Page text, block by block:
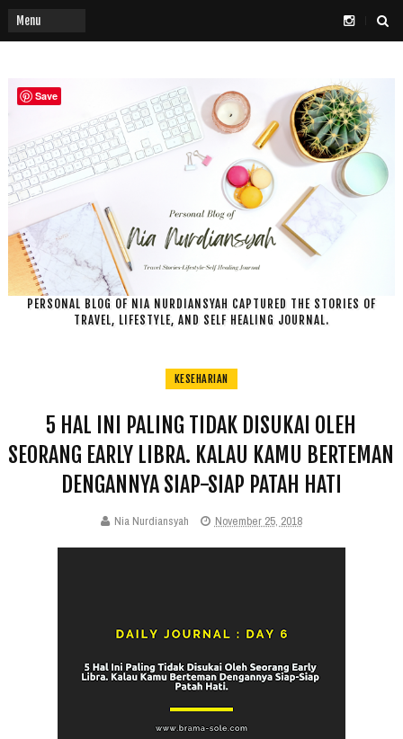
PERSONAL BLOG OF NIA NURDIANSYAH CAPTURED THE STORIES OF
TRAVEL, LIFESTYLE, AND SELF HEALING JOURNAL.
KESEHARIAN
5 HAL INI PALING TIDAK DISUKAI OLEH
SEORANG EARLY LIBRA. KALAU KAMU BERTEMAN
DENGANNYA SIAP-SIAP PATAH HATI
Nia Nurdiansyah November 25, 2018
Save